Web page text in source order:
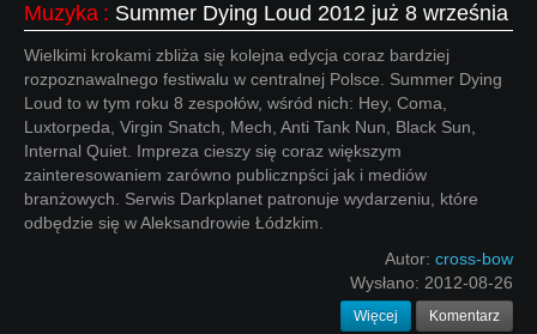
Muzyka : Summer Dying Loud 2012 już 8 września
Wielkimi krokami zbliża się kolejna edycja coraz bardziej
rozpoznawalnego festiwalu w centralnej Polsce. Summer Dying
Loud to w tym roku 8 zespołów, wśród nich: Hey, Coma,
Luxtorpeda, Virgin Snatch, Mech, Anti Tank Nun, Black Sun,
Internal Quiet. Impreza cieszy się coraz większym
zainteresowaniem zarówno publicznpści jak i mediów
branżowych. Serwis Darkplanet patronuje wydarzeniu, które
odbędzie się w Aleksandrowie Łódzkim.
Autor: cross-bow
Wysłano: 2012-08-26
Więcej Komentarz